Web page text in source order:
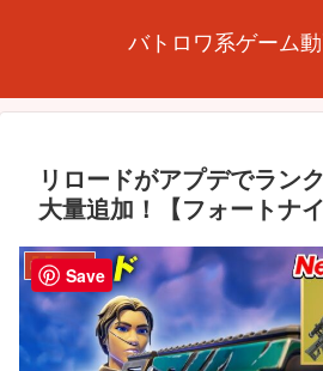
バトロワ系ゲーム
リロードがアプデでラン
大量追加！【フォートナ
FORTNITESave